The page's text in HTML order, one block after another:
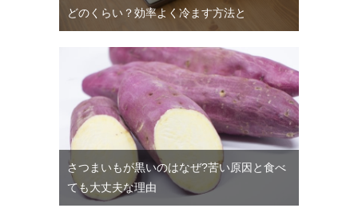
どのくらい？効率よく冷ます方法と
さつまいもが黒いのはなぜ?苦い原因と食べ
ても大丈夫な理由